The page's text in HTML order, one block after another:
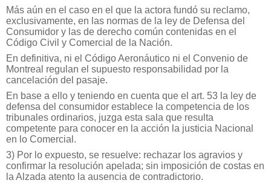
Más aún en el caso en el que la actora fundó su reclamo,
exclusivamente, en las normas de la ley de Defensa del
Consumidor y las de derecho común contenidas en el
Código Civil y Comercial de la Nación.
En definitiva, ni el Código Aeronáutico ni el Convenio de
Montreal regulan el supuesto responsabilidad por la
cancelación del pasaje.
En base a ello y teniendo en cuenta que el art. 53 la ley de
defensa del consumidor establece la competencia de los
tribunales ordinarios, juzga esta sala que resulta
competente para conocer en la acción la justicia Nacional
en lo Comercial.
3) Por lo expuesto, se resuelve: rechazar los agravios y
confirmar la resolución apelada; sin imposición de costas en
la Alzada atento la ausencia de contradictorio.